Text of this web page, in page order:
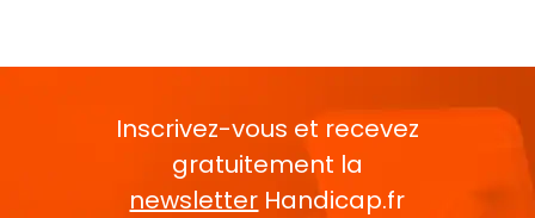
Inscrivez-vous et recevez
gratuitement la
newsletter Handicap.fr